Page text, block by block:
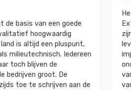
de basis van een goede
hoogwaardig
is altijd een pluspunt,
milieutechnisch. Iedereen
toch blijven de
bedrijven groot. De
toe te schrijven aan de